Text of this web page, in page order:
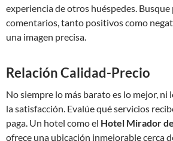
experiencia de otros huéspedes.
comentarios, tanto positivos como
una imagen precisa.
Relación Calidad-Precio
No siempre lo más barato es lo mejor, ni
la satisfacción. Evalúe qué servicios
paga. Un hotel como el Hotel Mirador
ofrece una ubicación inmejorable cerca